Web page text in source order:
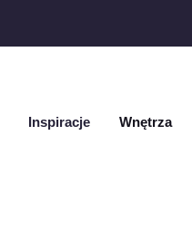
Inspiracje Wnętrza